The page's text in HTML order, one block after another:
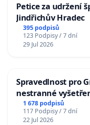
Petice za udržení
Jindřichův Hradec
395 podpisů
123 Podpisy / 7 dní
29 Jul 2026
Spravedlnost pro
nestranné
1 678 podpisů
117 Podpisy / 7 dní
22 Jul 2026